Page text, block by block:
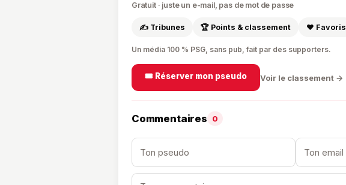
Gratuit · juste un e-mail, pas de mot de passe
✍️ Tribunes 🏆 Points & classement ❤️ Favoris
Un média 100 % PSG, sans pub, fait par des supporters.
🎟️ Réserver mon pseudo Voir le classement →
Commentaires 0